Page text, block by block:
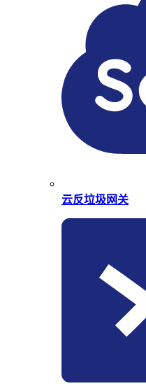
云反垃圾网关